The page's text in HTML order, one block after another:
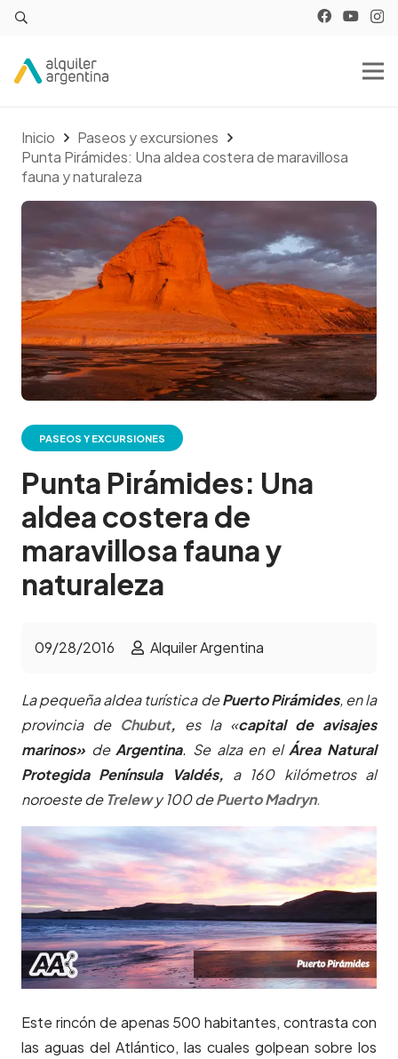
Inicio
Paseos y excursiones
Punta Pirámides: Una aldea costera de maravillosa
fauna y naturaleza
PASEOS Y EXCURSIONES
Punta Pirámides: Una
aldea costera de
maravillosa fauna y
naturaleza
09/28/2016 Alquiler Argentina
La pequeña aldea turística dePuerto Pirámides, en la
provincia de Chubut, es la «capital de avisajes
marinos» de Argentina. Se alza en el Área Natural
Protegida Península Valdés, a 160 kilómetros al
noroeste deTrelewy 100 dePuerto Madryn.
Este rincón de apenas 500 habitantes, contrasta con
las aguas del Atlántico, las cuales golpean sobre los